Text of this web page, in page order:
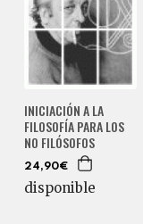
INICIACIÓN A LA
FILOSOFÍA PARA LOS
NO FILÓSOFOS
24,90€
disponible